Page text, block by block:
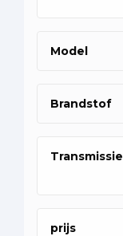
Model
Brandstof
Transmissie
prijs